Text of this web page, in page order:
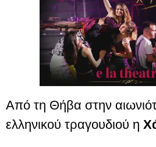
Από τη Θήβα στην
ελληνικού τραγουδιού η